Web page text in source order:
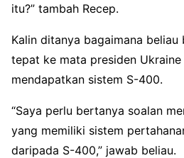
itu?” tambah Recep.
Kalin ditanya bagaimana beliau
tepat ke mata presiden
mendapatkan sistem S-400.
“Saya perlu bertanya soalan
yang memiliki sistem
daripada S-400,” jawab beliau.